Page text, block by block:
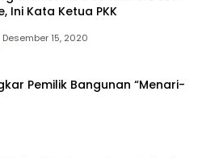
Ini Kata Ketua PKK
Desember 15, 2020
Pemilik Bangunan “Menari-